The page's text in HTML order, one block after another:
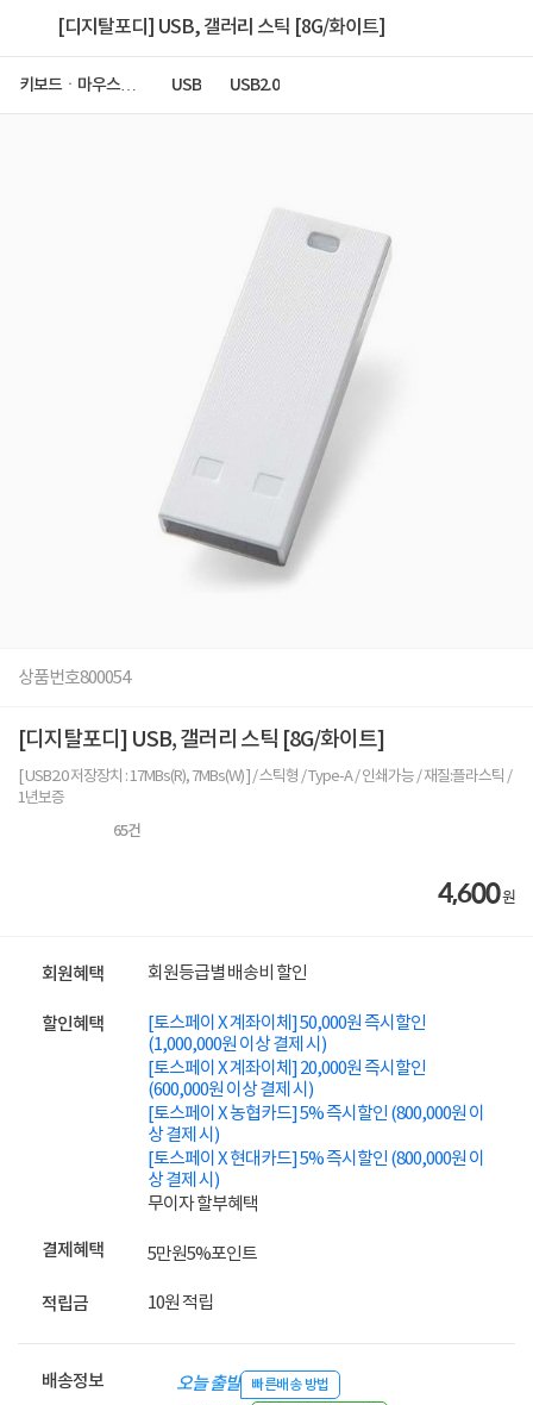
[디지탈포디] USB, 갤러리 스틱 [8G/화이트]
키보드ㆍ마우스ㆍ
USB USB2.0
상품번호800054
[디지탈포디] USB, 갤러리 스틱 [8G/화이트]
[ USB2.0 저장장치 : 17MBs(R), 7MBs(W) ] / 스틱형 / Type-A / 인쇄가능 / 재질:플라스틱 /
1년보증
65건
4,600원
회원혜택 회원등급별 배송비 할인
할인혜택
[토스페이 X 계좌이체] 50,000원 즉시할인
(1,000,000원 이상 결제 시)
[토스페이 X 계좌이체] 20,000원 즉시할인
(600,000원 이상 결제 시)
[토스페이 X 농협카드] 5% 즉시할인 (800,000원 이
상 결제 시)
[토스페이 X 현대카드] 5% 즉시할인 (800,000원 이
상 결제 시)
무이자 할부혜택
결제혜택 5만원5%포인트
적립금 10원 적립
배송정보 오늘 출발 빠른배송 방법